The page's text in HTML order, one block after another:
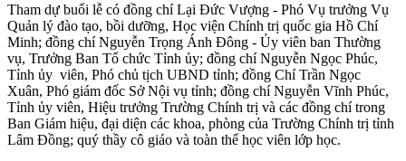
Tham dự buổi lễ có đồng chí Lại Đức Vượng - Phó Vụ trưởng Vụ
Quản lý đào tạo, bồi dưỡng, Học viện Chính trị quốc gia Hồ Chí
Minh; đồng chí Nguyễn Trọng Ánh Đông - Ủy viên ban Thường
vụ, Trưởng Ban Tổ chức Tỉnh ủy; đồng chí Nguyễn Ngọc Phúc,
Tỉnh ủy viên, Phó chủ tịch UBND tỉnh; đồng Chí Trần Ngọc
Xuân, Phó giám đốc Sở Nội vụ tỉnh; đồng chí Nguyễn Vĩnh Phúc,
Tỉnh ủy viên, Hiệu trưởng Trường Chính trị và các đồng chí trong
Ban Giám hiệu, đại diện các khoa, phòng của Trường Chính trị tỉnh
Lâm Đồng; quý thầy cô giáo và toàn thể học viên lớp học.